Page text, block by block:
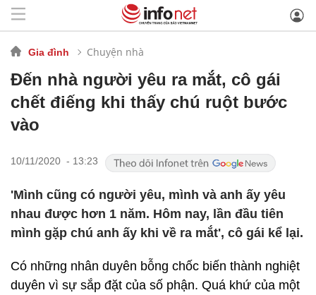
Gia đình Chuyện nhà
Đến nhà người yêu ra mắt, cô gái
chết điếng khi thấy chú ruột bước
vào
10/11/2020 - 13:23
'Mình cũng có người yêu, mình và anh ấy yêu
nhau được hơn 1 năm. Hôm nay, lần đầu tiên
mình gặp chú anh ấy khi về ra mắt', cô gái kể lại.
Có những nhân duyên bỗng chốc biến thành nghiệt
duyên vì sự sắp đặt của số phận. Quá khứ của một